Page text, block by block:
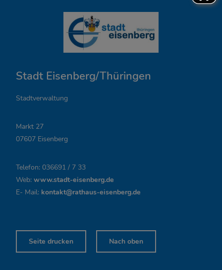
u
n
g
s
e
i
e
n
Stadt Eisenberg/Thüringen
Stadtverwaltung
Markt 27
07607 Eisenberg
Telefon: 036691 / 7 33
Web: www.stadt-eisenberg.de
E- Mail: kontakt@rathaus-eisenberg.de
Seite drucken Nach oben